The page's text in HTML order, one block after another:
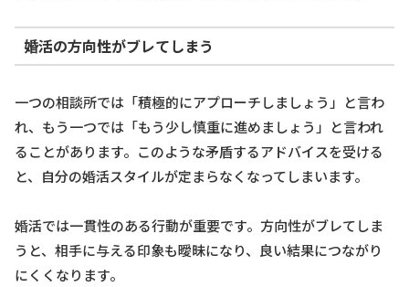
婚活の方向性がブレてしまう
一つの相談所では「積極的にアプローチしましょう」と言わ
れ、もう一つでは「もう少し慎重に進めましょう」と言われ
ることがあります。このような矛盾するアドバイスを受ける
と、自分の婚活スタイルが定まらなくなってしまいます。
婚活では一貫性のある行動が重要です。方向性がブレてしま
うと、相手に与える印象も曖昧になり、良い結果につながり
にくくなります。